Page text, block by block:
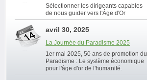
Sélectionner les dirigeants capables
de nous guider vers l'Âge d'Or
avril 30, 2025
La Journée du Paradisme 2025
1er mai 2025, 50 ans de promotion du
Paradisme : Le système économique
pour l'âge d'or de l'humanité.